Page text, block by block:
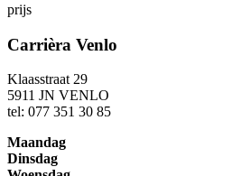
prijs
Carrièra Venlo
Klaasstraat 29
5911 JN VENLO
tel: 077 351 30 85
Maandag
Dinsdag